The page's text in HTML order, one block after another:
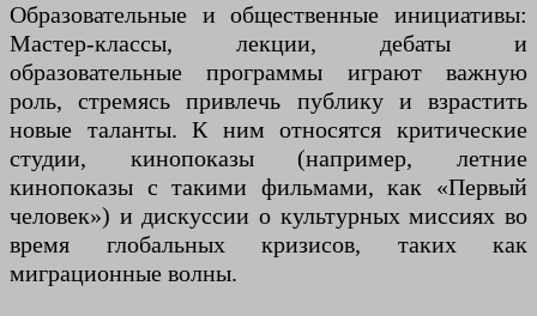
Образовательные и общественные инициативы:
Мастер-классы, лекции, дебаты и
образовательные программы играют важную
роль, стремясь привлечь публику и взрастить
новые таланты. К ним относятся критические
студии, кинопоказы (например, летние
кинопоказы с такими фильмами, как «Первый
человек») и дискуссии о культурных миссиях во
время глобальных кризисов, таких как
миграционные волны.